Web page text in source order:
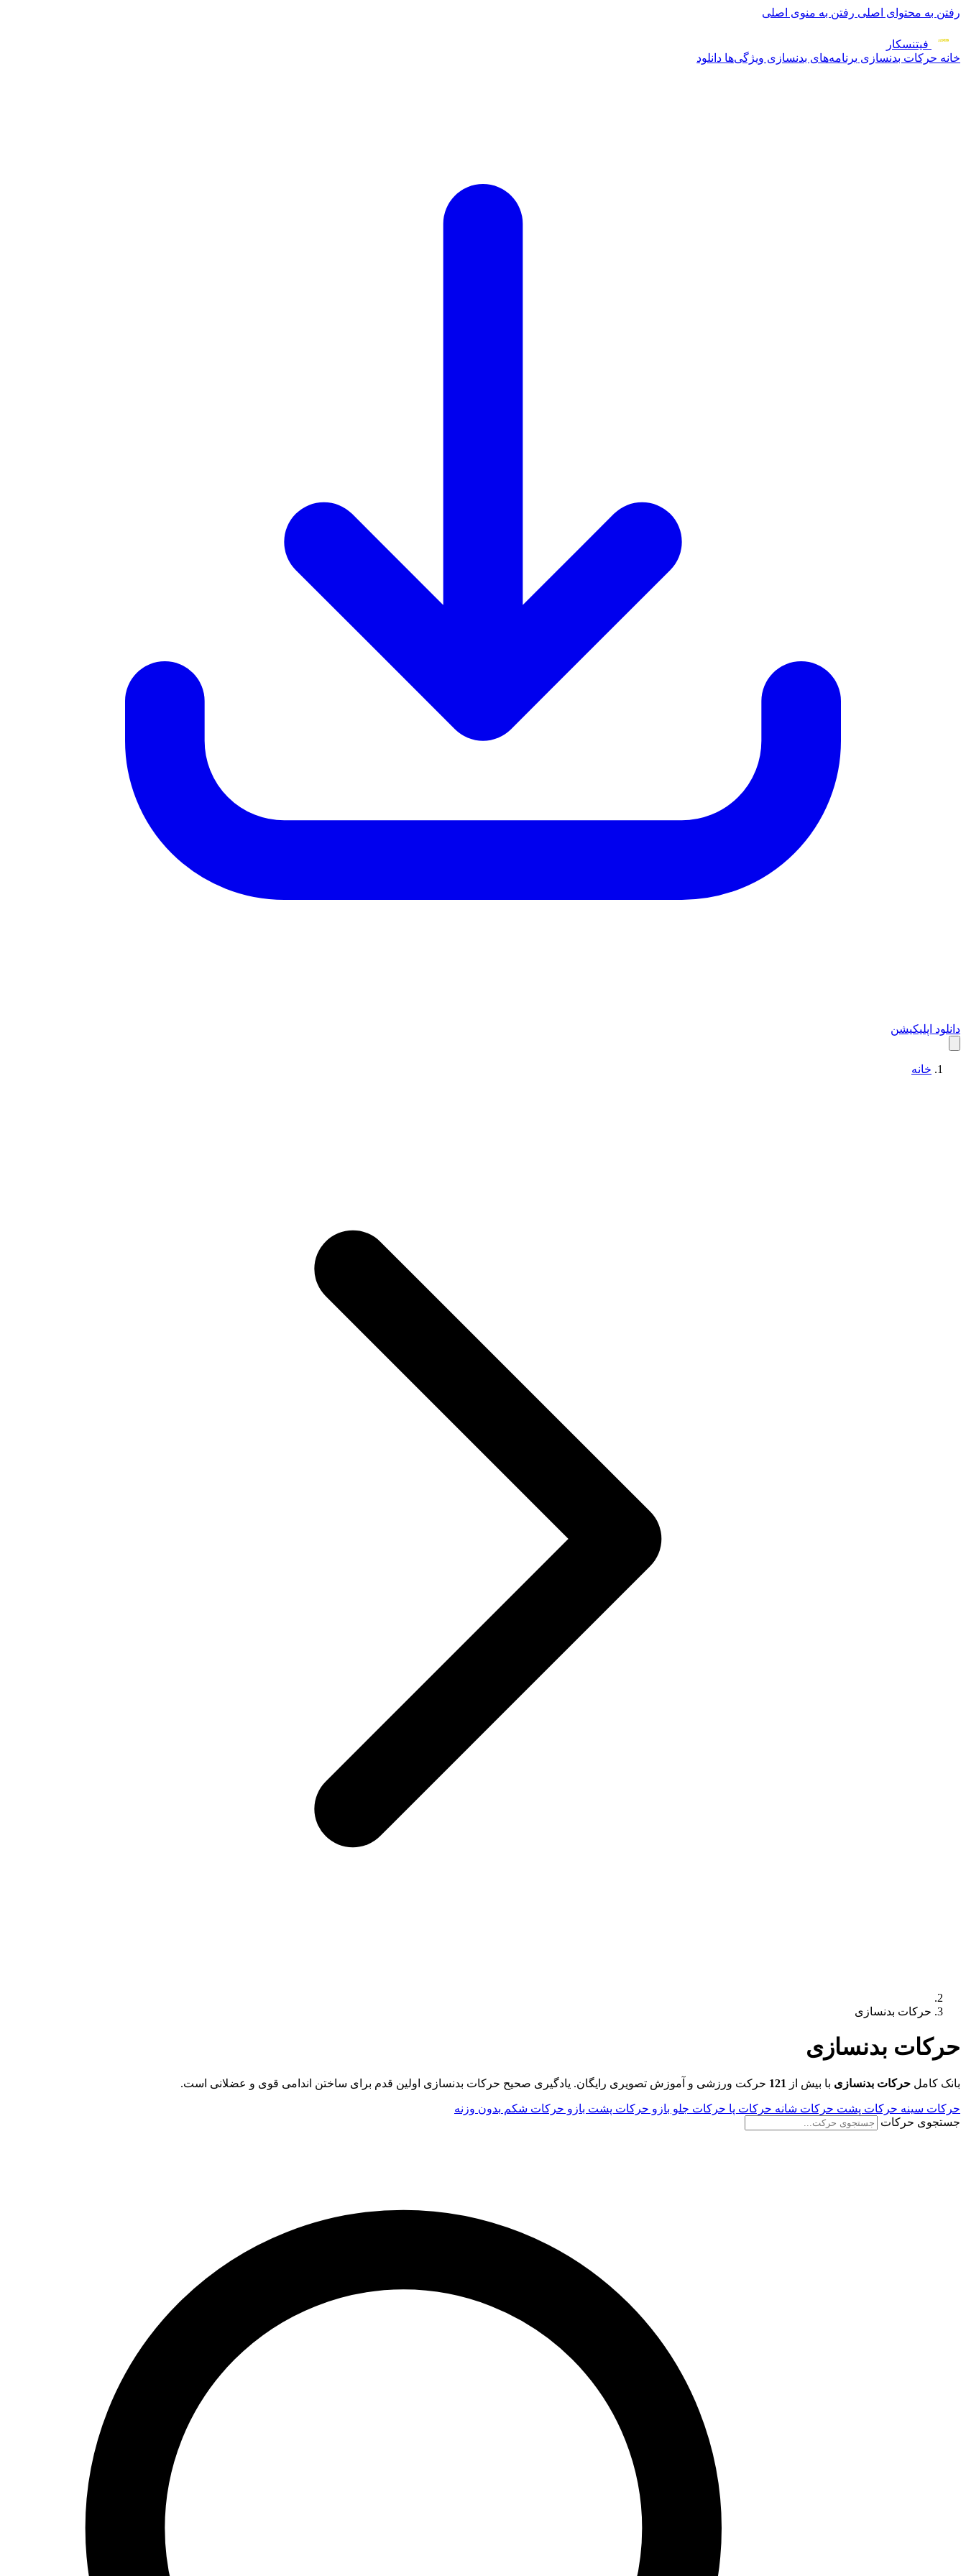
رفتن به محتوای اصلی رفتن به منوی اصلی
فیتنسکار
خانه حرکات بدنسازی برنامه‌های بدنسازی ویژگی‌ها دانلود
دانلود اپلیکیشن
خانه
حرکات بدنسازی
حرکات بدنسازی
بانک کامل حرکات بدنسازی با بیش از 121 حرکت ورزشی و آموزش تصویری رایگان. یادگیری صحیح حرکات بدنسازی اولین قدم برای ساختن اندامی قوی و عضلانی است.
حرکات سینه حرکات پشت حرکات شانه حرکات پا حرکات جلو بازو حرکات پشت بازو حرکات شکم بدون وزنه
جستجوی حرکات